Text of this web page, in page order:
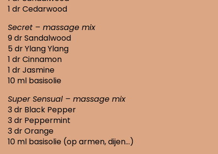
1 dr Cedarwood
Secret – massage mix
9 dr Sandalwood
5 dr Ylang Ylang
1 dr Cinnamon
1 dr Jasmine
10 ml basisolie
Super Sensual – massage mix
3 dr Black Pepper
3 dr Peppermint
3 dr Orange
10 ml basisolie (op armen, dijen…)